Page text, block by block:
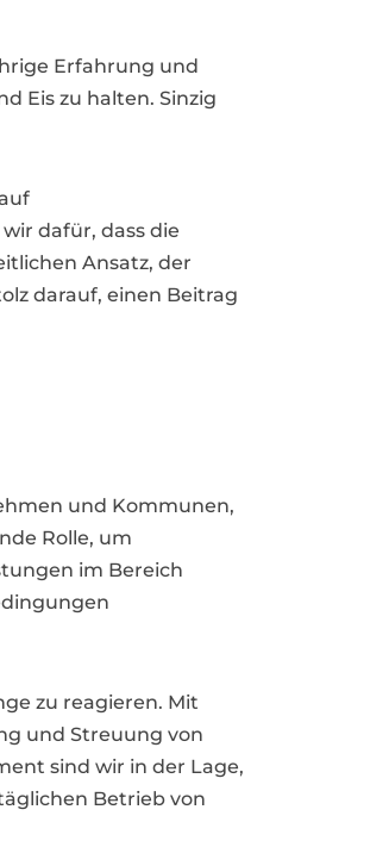
Erfahrung und
Eis zu halten. Sinzig
dafür, dass die
Ansatz, der
darauf, einen Beitrag
und Kommunen,
Rolle, um
im Bereich
zu reagieren. Mit
und Streuung von
sind wir in der Lage,
Betrieb von